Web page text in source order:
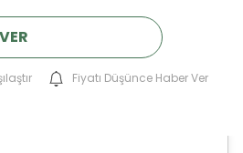
Fiyatı Düşünce Haber Ver